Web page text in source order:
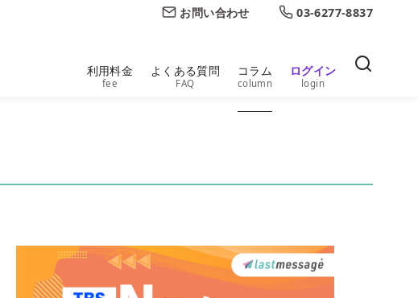
お問い合わせ 03-6277-8837
利用料金
fee
よくある質問
FAQ
コラム
column
ログイン
login